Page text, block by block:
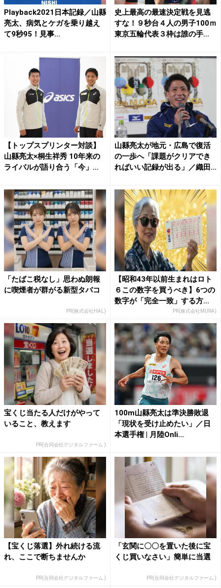
Playback2021日本記録／山縣
亮太、病気とケガを乗り越え
て9秒95！見事...
史上最高の最速決定戦を見逃
すな！９秒台４人の男子100ｍ
東京五輪代表３枠は誰の手...
【トップスプリンター対談】
山縣亮太×桐生祥秀 10年来の
ライバルが語り合う「今」...
山縣亮太が地元・広島で復活
の一歩へ「課題がクリアでき
ればいい記録が出る」／織田
「たばこ税なし」思わぬ朗報
に喫煙者が群がる新型タバコ
PR(株式会社HAL)
【昭和43年以前生まれはロト
６この数字を買うべき】6つの
数字が「完全一致」する方...
PR(株式会社MURA)
宝くじ当たる人だけがやって
いること、教えます
PR(合同会社デジタルファーム )
100m山縣亮太は準決勝敗退
「現状を受け止めたい」／日
本選手権 | 月陸Onli...
【宝くじ落選】外れ続ける流
れ、ここで断ちませんか
PR(合同会社デジタルファーム )
「玄関に〇〇を置いた後に宝
くじ買いなさい」簡単に当選
PR(合同会社デジタルファーム )